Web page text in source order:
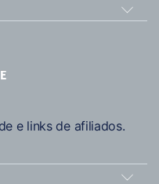
e links de afiliados.